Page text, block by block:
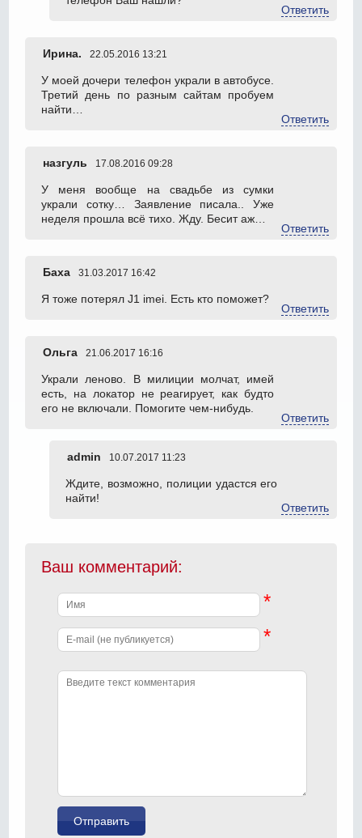
Ответить
Ирина. 22.05.2016 13:21
У моей дочери телефон украли в автобусе.
Третий день по разным сайтам пробуем
найти…
Ответить
назгуль 17.08.2016 09:28
У меня вообще на свадьбе из сумки
украли сотку… Заявление писала.. Уже
неделя прошла всё тихо. Жду. Бесит аж…
Ответить
Баха 31.03.2017 16:42
Я тоже потерял J1 imei. Есть кто поможет?
Ответить
Ольга 21.06.2017 16:16
Украли леново. В милиции молчат, имей
есть, на локатор не реагирует, как будто
его не включали. Помогите чем-нибудь.
Ответить
admin 10.07.2017 11:23
Ждите, возможно, полиции удастся его
найти!
Ответить
Ваш комментарий:
*
*